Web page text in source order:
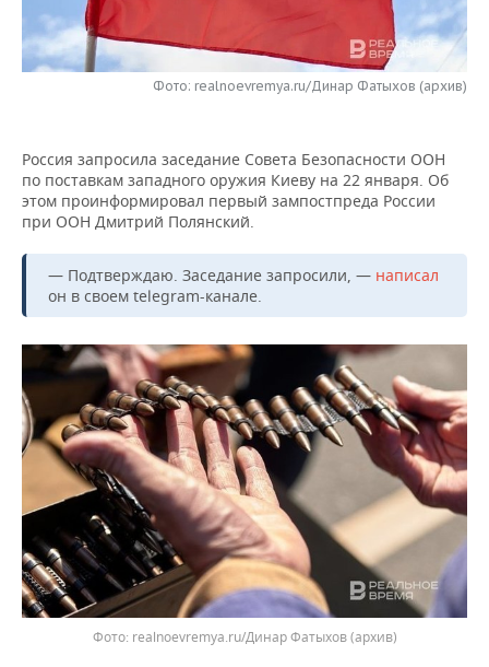
НЕФТЕХИМИЯ
НЕФТЬ
ЭНЕРГЕТИКА
РОЗНИЧНАЯ ТОРГОВЛЯ
НОВОСТИ ТЕХНОЛОГИЙ
ТЕЛЕКОММУНИКАЦИИ
МЕРОПРИЯТИЯ
НОВОСТИ МЕРОПРИЯТИЙ
БИЗНЕС-БРАНЧИ
ОТКРЫТАЯ ЛЕКЦИЯ
ФУТБОЛ
БАСКЕТБОЛ
ВОЛЕЙБОЛ
КИБЕРСПОРТ
ФИГУРНОЕ КАТАНИЕ
ВОДНЫЕ ВИДЫ СПОРТА
ХОККЕЙ С МЯЧОМ
НОВОСТИ ОБЩЕСТВА
ИНФРАСТРУКТУРА
ИСТОРИЯ
КУЛЬТУРА
МЕДИЦИНА
ОБРАЗОВАНИЕ
ПРОИСШЕСТВИЯ
ФОТОГАЛЕРЕЯ
СПРАВОЧНИК
СПИСОК ПЕРСОН
СПИСОК КОМПАНИЙ
ПОЛНАЯ ВЕРСИЯ
Фото: realnoevremya.ru/Динар Фатыхов (архив)
Россия запросила заседание Совета Безопасности ООН
по поставкам западного оружия Киеву на 22 января. Об
этом проинформировал первый зампостпреда России
при ООН Дмитрий Полянский.
— Подтверждаю. Заседание запросили, — написал
он в своем telegram-канале.
realnoevremya.ru/Динар Фатыхов (архив)